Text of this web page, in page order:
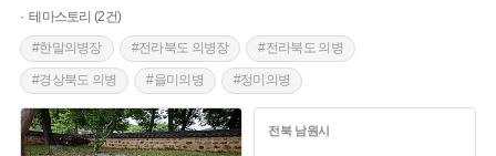
테마스토리 (2건)
#한말의병장
#전라북도 의병장 #전라북도 의병
#경상북도 의병 #을미의병 #정미의병
#이강년 #최익현 #을사의병 #허위
#왕산기념공원 #신돌석 #문경의병
전북 남원시